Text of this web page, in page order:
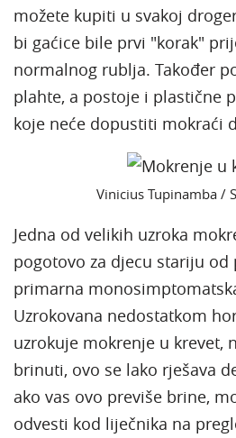
možete kupiti u svakoj
bi gaćice bile prvi "korak"
normalnog rublja. Također
plahte, a postoje i plastične
koje neće dopustiti mokraći
Vinicius Tupinamba /
Jedna od velikih uzroka
pogotovo za djecu stariju od
primarna
Uzrokovana nedostatkom
uzrokuje mokrenje u krevet,
brinuti, ovo se lako rješava
ako vas ovo previše brine,
odvesti kod liječnika na